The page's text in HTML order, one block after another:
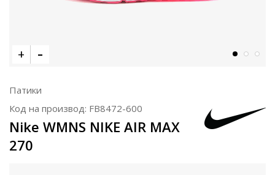
Патики
Код на производ: FB8472-600
Nike WMNS NIKE AIR MAX
270